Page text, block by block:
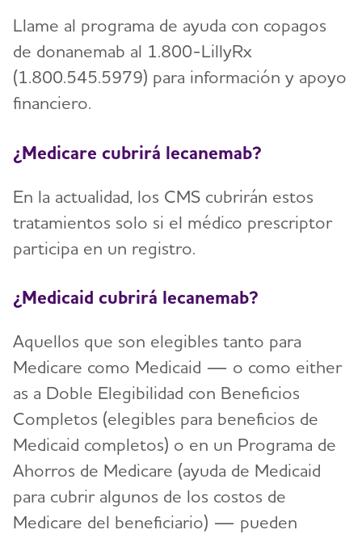
Llame al programa de ayuda con copagos
de donanemab al 1.800-LillyRx
(1.800.545.5979) para información y apoyo
financiero.
¿Medicare cubrirá lecanemab?
En la actualidad, los CMS cubrirán estos
tratamientos solo si el médico prescriptor
participa en un registro.
¿Medicaid cubrirá lecanemab?
Aquellos que son elegibles tanto para
Medicare como Medicaid — o como either
as a Doble Elegibilidad con Beneficios
Completos (elegibles para beneficios de
Medicaid completos) o en un Programa de
Ahorros de Medicare (ayuda de Medicaid
para cubrir algunos de los costos de
Medicare del beneficiario) — pueden